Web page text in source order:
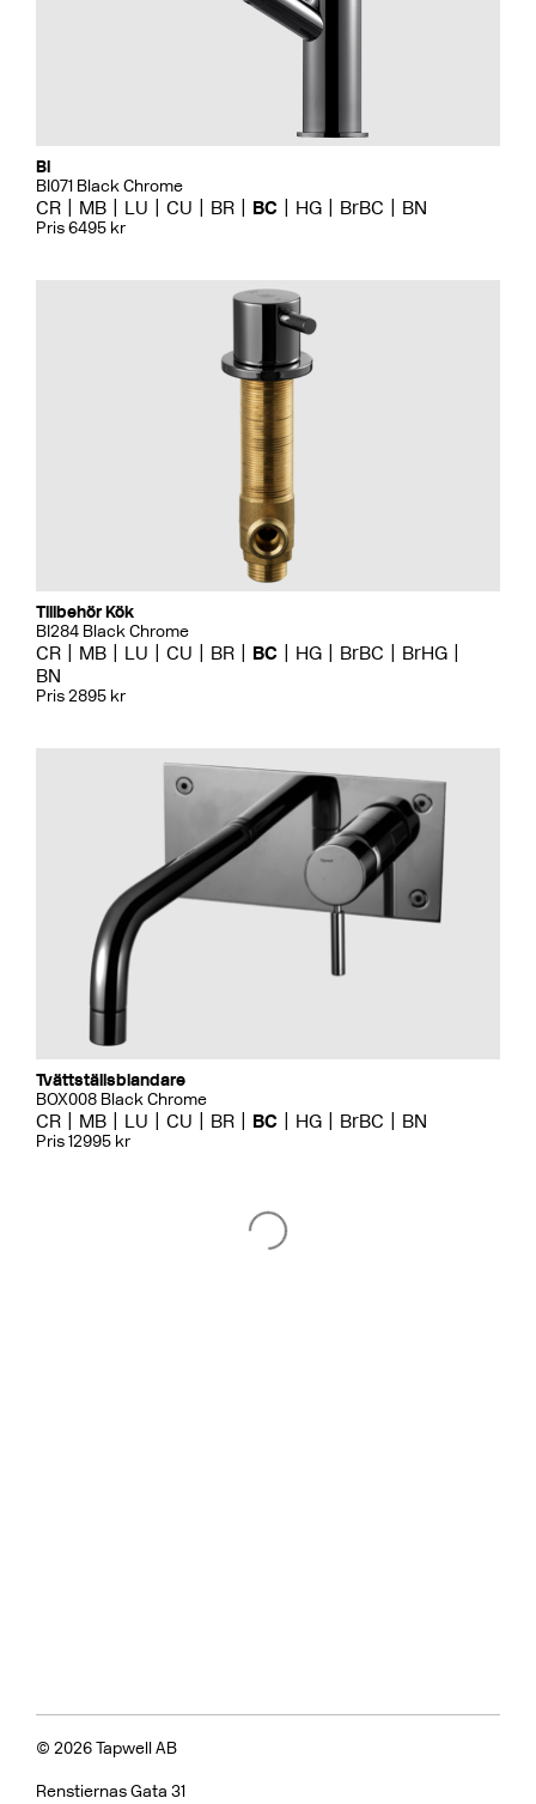
Bi
BI071 Black Chrome
CR MB LU CU BR BC HG BrBC BN
Pris 6495 kr
Tillbehör Kök
BI284 Black Chrome
CR MB LU CU BR BC HG BrBC
BrHG
BN
Pris 2895 kr
Tvättställsblandare
BOX008 Black Chrome
CR MB LU CU BR BC HG BrBC BN
Pris 12995 kr